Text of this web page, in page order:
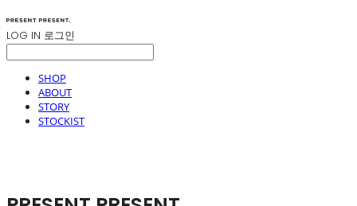
LOG IN 로그인
SHOP
ABOUT
STORY
STOCKIST